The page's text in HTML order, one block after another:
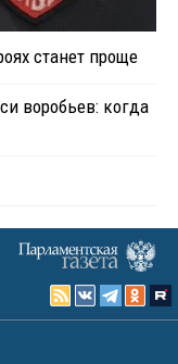
станет проще
воробьев: когда